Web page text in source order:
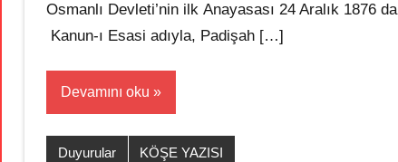
Osmanlı Devleti’nin ilk Anayasası 24 Aralık 1876 da
Kanun-ı Esasi adıyla, Padişah […]
Devamını oku
Duyurular KÖŞE YAZISI